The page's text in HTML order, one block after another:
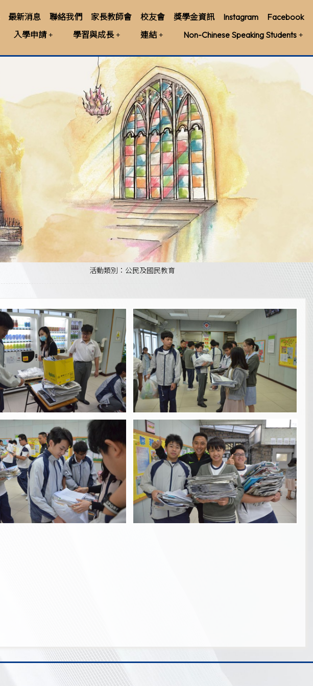
最新消息 聯絡我們 家長教師會 校友會 獎學金資訊 Instagram
Facebook
入學申請 學習與成長 連結 Non-Chinese Speaking Students
活動類別：公民及國民教育